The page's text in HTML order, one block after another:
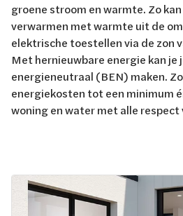
groene stroom en warmte. Zo
verwarmen met warmte uit de
elektrische toestellen via de zon
Met hernieuwbare energie kan je
energieneutraal (BEN) maken.
energiekosten tot een minimum
woning en water met alle respect